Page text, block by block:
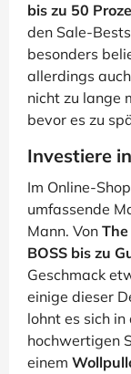
bis zu 50
den Sale-
besonders
allerdings
nicht zu lange
bevor es zu
Investiere
Im Online-
umfassende
Mann. Von
BOSS bis zu
Geschmack
einige dieser
lohnt es sich
hochwertigen
einem